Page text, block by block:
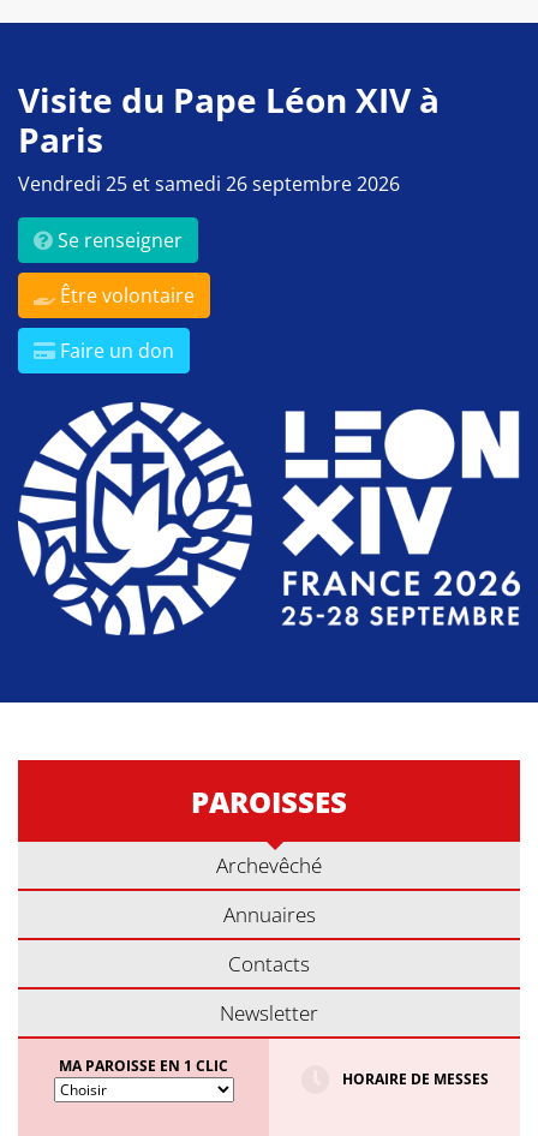
Visite du Pape Léon XIV à
Paris
Vendredi 25 et samedi 26 septembre 2026
Se renseigner
Être volontaire
Faire un don
PAROISSES
Archevêché
Annuaires
Contacts
Newsletter
MA PAROISSE EN 1 CLIC
HORAIRE DE MESSES